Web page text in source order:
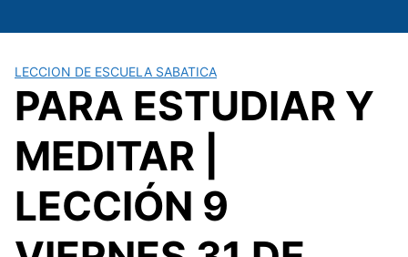
al
LECCION DE ESCUELA SABATICA
PARA ESTUDIAR Y
MEDITAR |
LECCIÓN 9